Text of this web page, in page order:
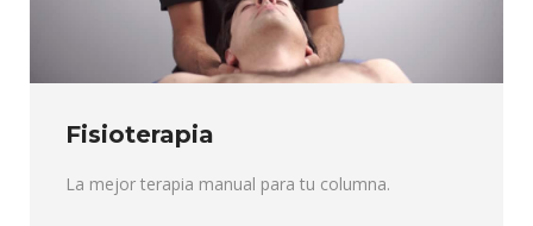
Fisioterapia
La mejor terapia manual para tu columna.